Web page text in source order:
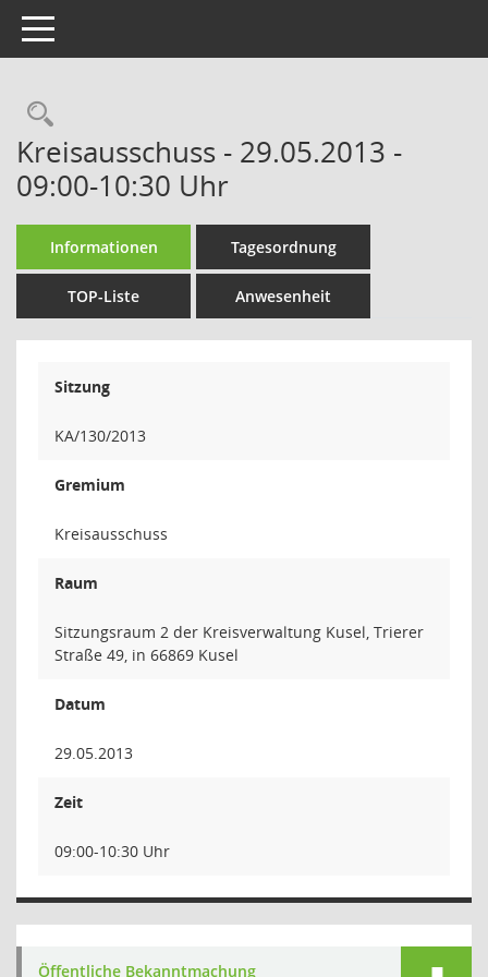
Toggle navigation
Rechercheauswahl
Kreisausschuss - 29.05.2013 -
09:00-10:30 Uhr
Informationen Tagesordnung
TOP-Liste Anwesenheit
Sitzung
KA/130/2013
Gremium
Kreisausschuss
Raum
Sitzungsraum 2 der Kreisverwaltung Kusel, Trierer
Straße 49, in 66869 Kusel
Datum
29.05.2013
Zeit
09:00-10:30 Uhr
Öffentliche Bekanntmachung